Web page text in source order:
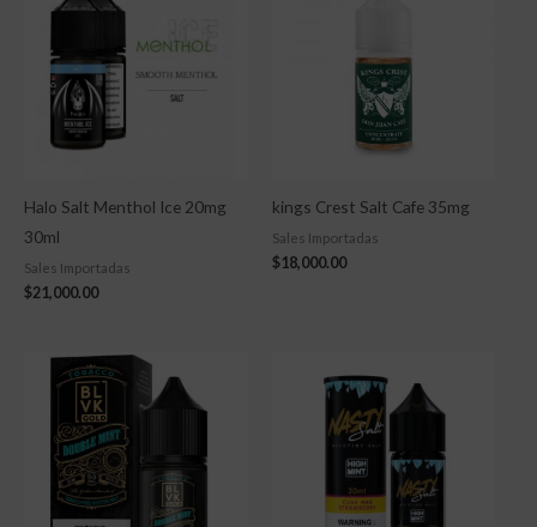
Halo Salt Menthol Ice 20mg
30ml
Sales Importadas
$21,000.00
kings Crest Salt Cafe 35mg
Sales Importadas
$18,000.00